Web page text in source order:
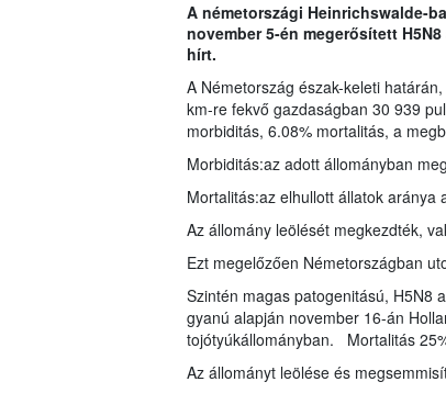
A németországi Heinrichswalde-
november 5-én megerősített
hírt.
A Németország észak-keleti
km-re fekvő gazdaságban 30 939
morbiditás, 6.08% mortalitás, a
Morbiditás:az adott állományban
Mortalitás:az elhullott állatok aránya
Az állomány leölését megkezdték,
Ezt megelőzően Németországban
Szintén magas patogenitású, H5N8
gyanú alapján november 16-án
tojótyúkállományban. Mortalitás
Az állományt leölése és